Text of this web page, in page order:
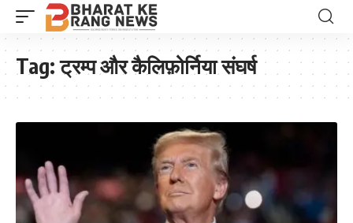
Tag:ट्रम्प और कैलिफ़ोर्निया संघर्ष